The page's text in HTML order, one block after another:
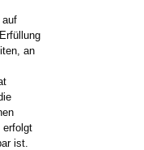
auf
an
erfolgt
ist.